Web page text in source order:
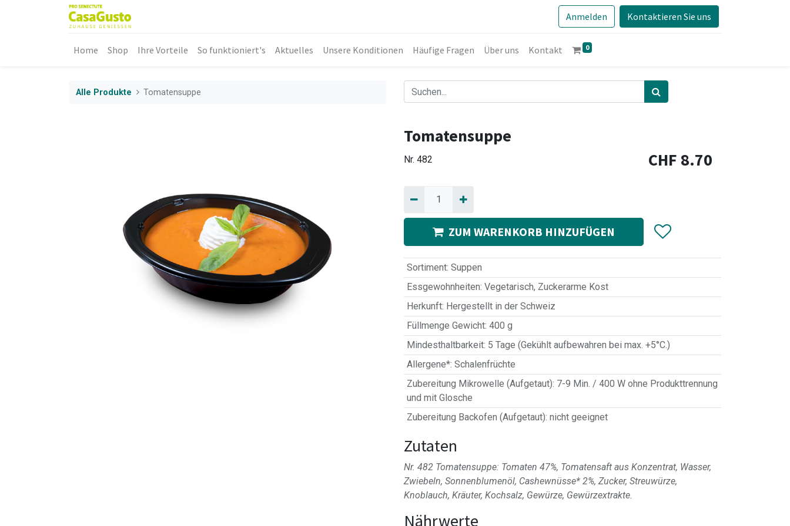
Anmelden Kontaktieren Sie uns
Home Shop Ihre Vorteile So funktioniert's Aktuelles Unsere Konditionen Häufige Fragen Über uns Kontakt 0
Alle Produkte Tomatensuppe
Tomatensuppe
Nr. 482 CHF 8.70
ZUM WARENKORB HINZUFÜGEN
Sortiment: Suppen
Essgewohnheiten: Vegetarisch, Zuckerarme Kost
Herkunft: Hergestellt in der Schweiz
Füllmenge Gewicht: 400 g
Mindesthaltbarkeit: 5 Tage (Gekühlt aufbewahren bei max. +5°C.)
Allergene*: Schalenfrüchte
Zubereitung Mikrowelle (Aufgetaut): 7-9 Min. / 400 W ohne Produkttrennung
und mit Glosche
Zubereitung Backofen (Aufgetaut): nicht geeignet
Zutaten
Nr. 482 Tomatensuppe: Tomaten 47%, Tomatensaft aus Konzentrat, Wasser,
Zwiebeln, Sonnenblumenöl, Cashewnüsse* 2%, Zucker, Streuwürze,
Knoblauch, Kräuter, Kochsalz, Gewürze, Gewürzextrakte.
Nährwerte